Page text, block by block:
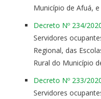
Município de Afuá,
Decreto Nº 234/
Servidores
Regional, das
Rural do Município
Decreto Nº 233/
Servidores